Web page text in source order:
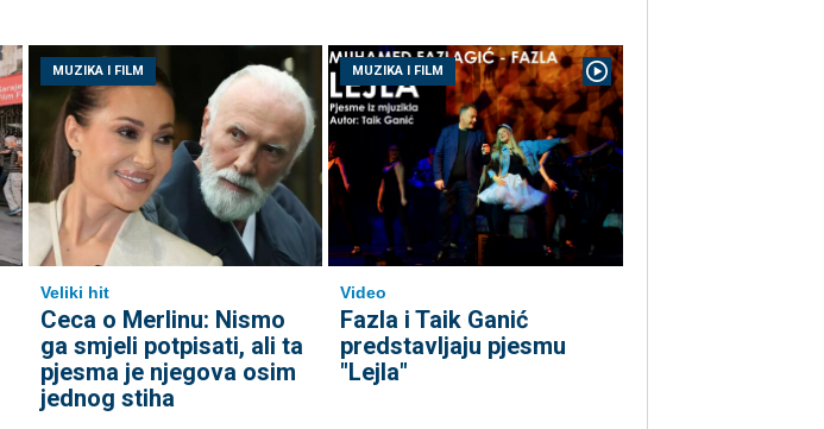
MUZIKA I FILM
Veliki hit
Ceca o Merlinu: Nismo
ga smjeli potpisati, ali ta
pjesma je njegova osim
jednog stiha
MUZIKA I FILM
Video
Fazla i Taik Ganić
predstavljaju pjesmu
"Lejla"